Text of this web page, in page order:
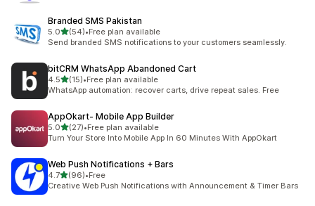
Branded SMS Pakistan
5.05つ星中
(54)
合計レビュー数：54件
•Free plan available
Send branded SMS notifications to your customers seamlessly.
bitCRM WhatsApp Abandoned Cart
4.55つ星中
(15)
合計レビュー数：15件
•Free plan available
WhatsApp automation: recover carts, drive repeat sales. Free
AppOkart‑ Mobile App Builder
5.05つ星中
(27)
合計レビュー数：27件
•Free plan available
Turn Your Store Into Mobile App In 60 Minutes With AppOkart
Web Push Notifications + Bars
4.75つ星中
(96)
合計レビュー数：96件
•Free
Creative Web Push Notifications with Announcement & Timer Bars